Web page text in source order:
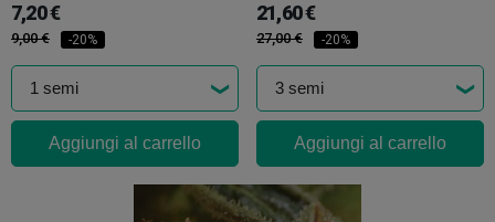
7,20 €
9,00 € -20%
Aggiungi al carrello
21,60 €
27,00 € -20%
Aggiungi al carrello